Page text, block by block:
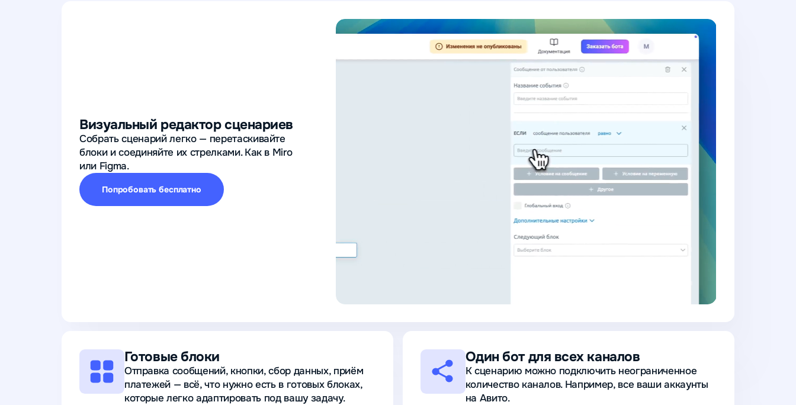
Визуальный редактор сценариев
Собрать сценарий легко — перетаскивайте
блоки и соединяйте их стрелками. Как в Miro
или Figma.
Попробовать бесплатно
Готовые блоки
Отправка сообщений, кнопки, сбор данных, приём
платежей — всё, что нужно есть в готовых блоках,
которые легко адаптировать под вашу задачу.
Один бот для всех каналов
К сценарию можно подключить неограниченное
количество каналов. Например, все ваши аккаунты
на Авито.